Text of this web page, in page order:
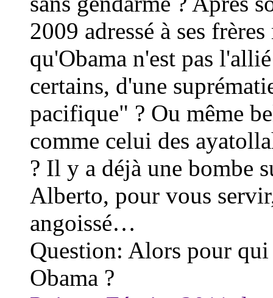
2009 adressé à ses
qu'Obama n'est pas
certains, d'une
pacifique" ? Ou même
comme celui des
? Il y a déjà une bombe
Alberto, pour vous
angoissé…
Question: Alors pour
Obama ?